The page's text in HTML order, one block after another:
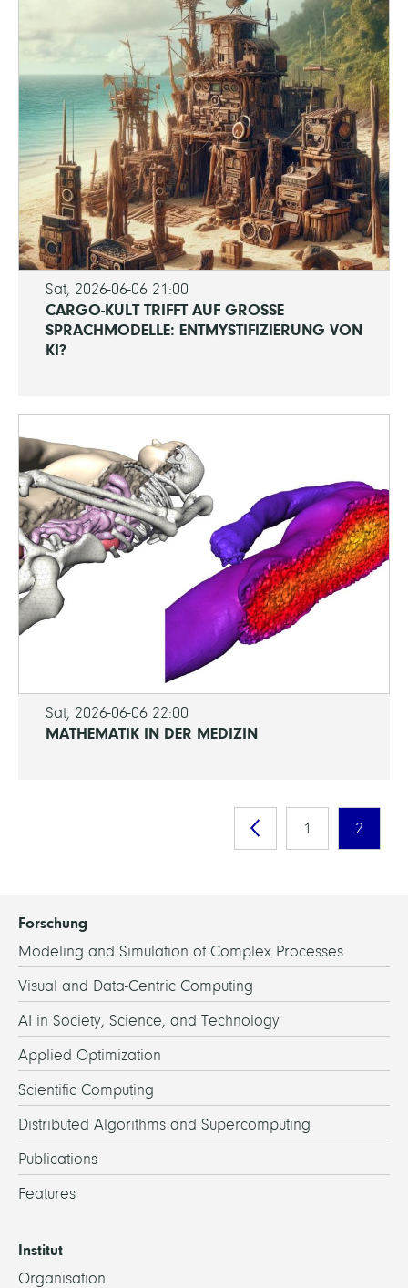
Sat, 2026-06-06 21:00
CARGO-KULT TRIFFT AUF GROSSE S
PRACHMODELLE: ENTMYSTIFIZIERUNG VON K
I?
Sat, 2026-06-06 22:00
MATHEMATIK IN DER MEDIZIN
1 2
Forschung
Modeling and Simulation of Complex Processes
Visual and Data-Centric Computing
AI in Society, Science, and Technology
Applied Optimization
Scientific Computing
Distributed Algorithms and Supercomputing
Publications
Features
Institut
Organisation